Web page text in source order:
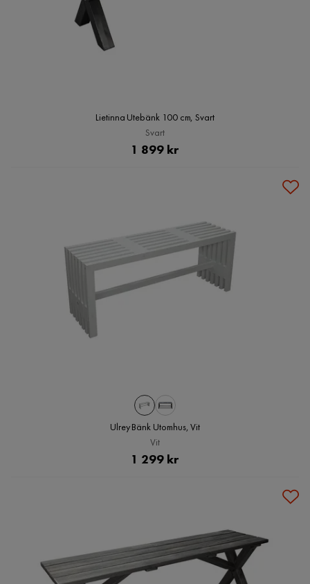
Lietinna Utebänk 100 cm, Svart
Svart
Pris
1 899 kr
Ulrey Bänk Utomhus, Vit
Vit
Pris
1 299 kr